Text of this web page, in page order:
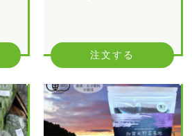
注文する